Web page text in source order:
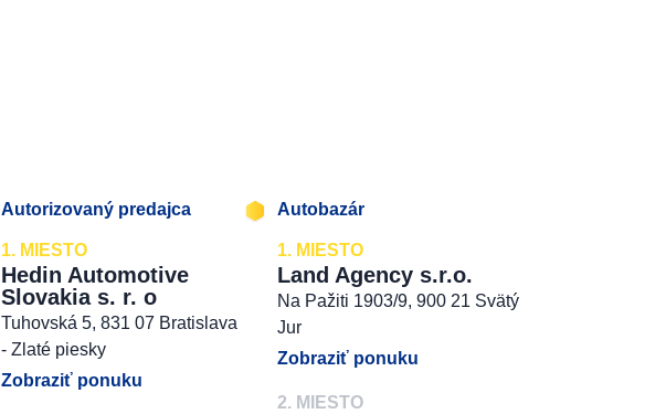
Autorizovaný predajca
1. MIESTO
Hedin Automotive
Slovakia s. r. o
Tuhovská 5, 831 07 Bratislava
- Zlaté piesky
Zobraziť ponuku
Autobazár
1. MIESTO
Land Agency s.r.o.
Na Pažiti 1903/9, 900 21 Svätý
Jur
Zobraziť ponuku
2. MIESTO